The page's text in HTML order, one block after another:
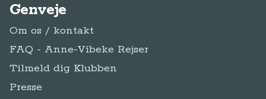
Genveje
Om os / kontakt
FAQ - Anne-Vibeke Rejser
Tilmeld dig Klubben
Presse